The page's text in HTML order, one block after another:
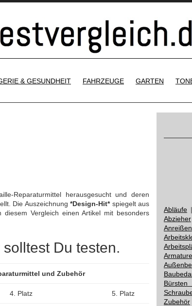
& GESUNDHEIT FAHRZEUGE GARTEN
Reparaturmittel herausgesucht und deren
Die Auszeichnung*Design-Hit*spiegelt aus
Vergleich einen Artikel mit besonders
Du testen.
und Zubehör
4. Platz 5. Platz
Abläufe |
Abzieher
Anreißen
Bürsten
Zubehör